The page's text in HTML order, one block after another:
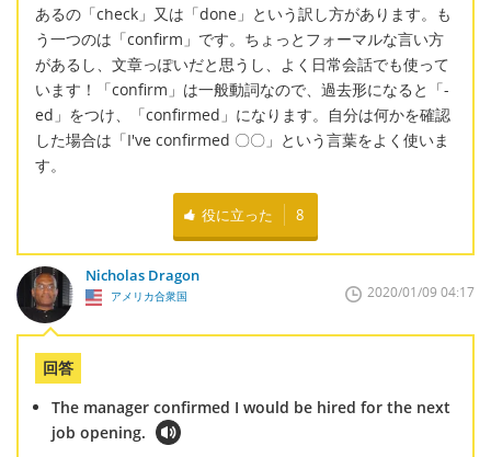
あるの「check」又は「done」という訳し方があります。も
う一つのは「confirm」です。ちょっとフォーマルな言い方
があるし、文章っぽいだと思うし、よく日常会話でも使って
います！「confirm」は一般動詞なので、過去形になると「-
ed」をつけ、「confirmed」になります。自分は何かを確認
した場合は「I've confirmed 〇〇」という言葉をよく使いま
す。
役に立った 8
Nicholas Dragon
アメリカ合衆国 2020/01/09 04:17
回答
The manager confirmed I would be hired for the next
job opening.